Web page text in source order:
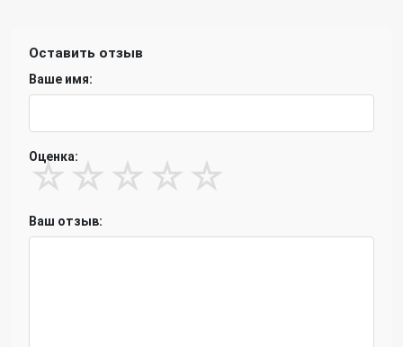
Оставить отзыв
Ваше имя:
Оценка:
☆ ☆ ☆ ☆ ☆
Ваш отзыв: